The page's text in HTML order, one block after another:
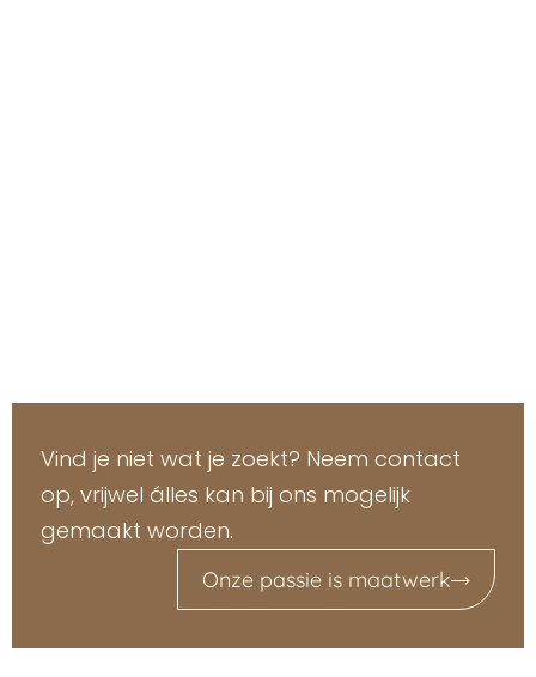
Vind je niet wat je zoekt? Neem contact
op, vrijwel álles kan bij ons mogelijk
gemaakt worden.
Onze passie is maatwerk